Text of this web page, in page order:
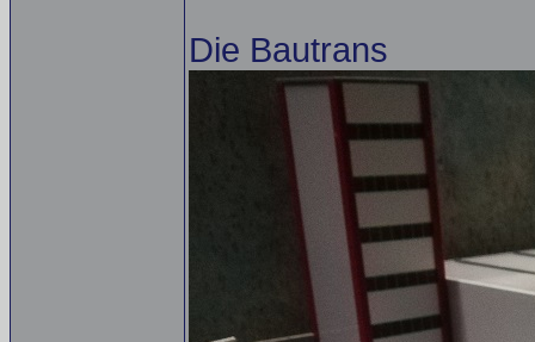
Die Bautrans